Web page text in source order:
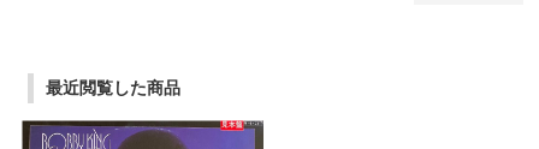
最近閲覧した商品